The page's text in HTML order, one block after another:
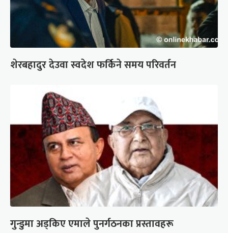
शेरबहादुर देउवा स्वदेश फर्किने समय परिवर्तन
गुन्डुमा अड्किए एमाले पुनर्गठनका प्रस्तावहरू